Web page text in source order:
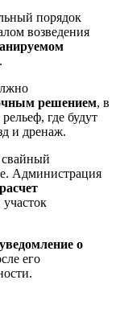
порядок
возведения
решением, в
где будут
и дренаж.
Администрация
расчет
уведомление о
его